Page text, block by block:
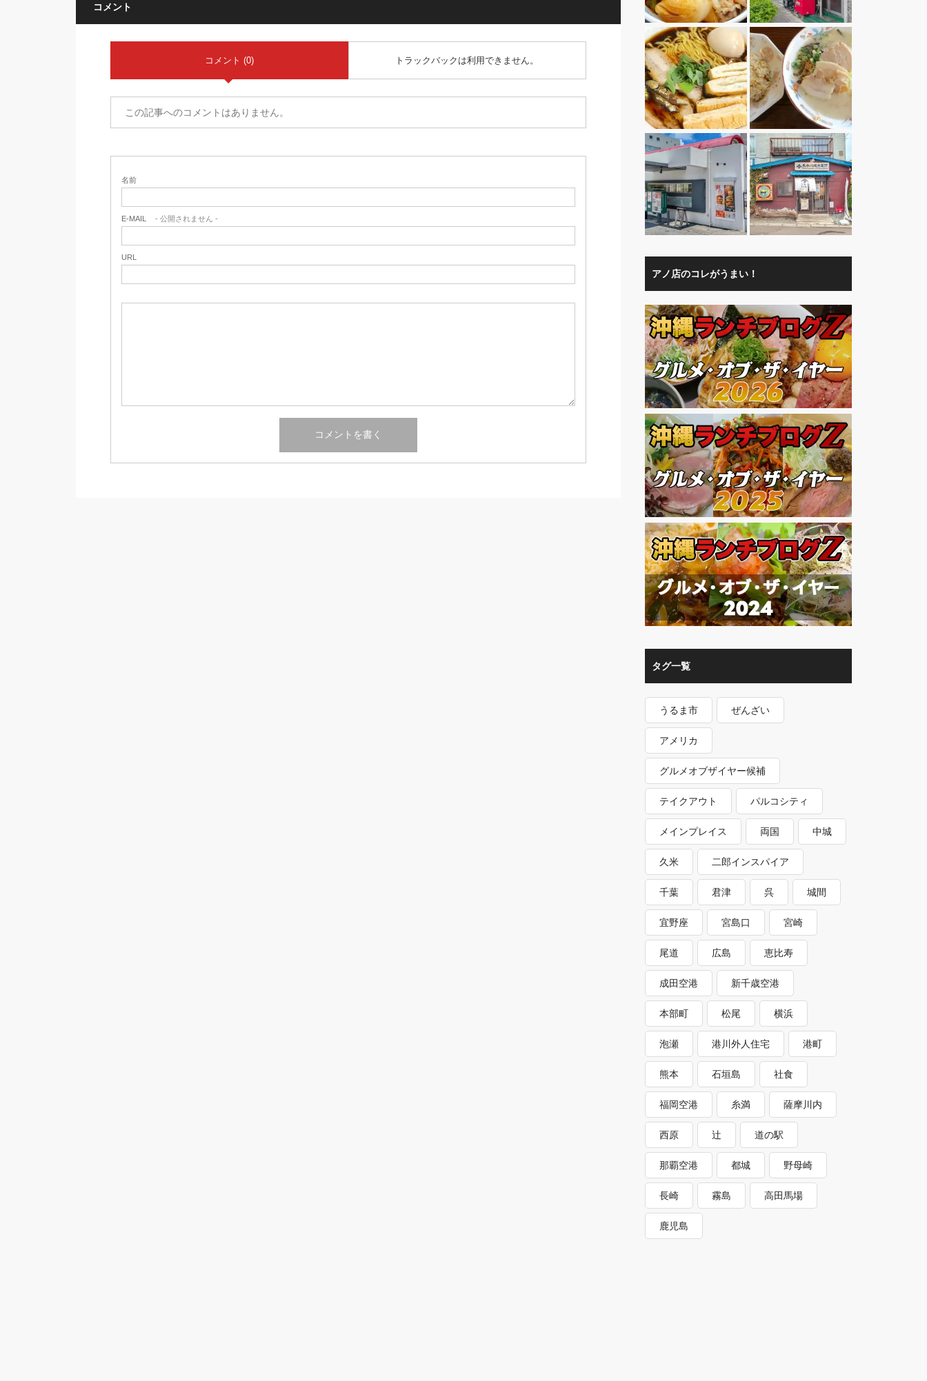
コメント
コメント (0) トラックバックは利用できません。
この記事へのコメントはありません。
名前
E-MAIL - 公開されません -
URL
アノ店のコレがうまい！
タグ一覧
うるま市 ぜんざい
アメリカ
グルメオブザイヤー候補
テイクアウト パルコシティ
メインプレイス 両国 中城
久米 二郎インスパイア
千葉 君津 呉 城間
宜野座 宮島口 宮崎
尾道 広島 恵比寿
成田空港 新千歳空港
本部町 松尾 横浜
泡瀬 港川外人住宅 港町
熊本 石垣島 社食
福岡空港 糸満 薩摩川内
西原 辻 道の駅
那覇空港 都城 野母崎
長崎 霧島 高田馬場
鹿児島